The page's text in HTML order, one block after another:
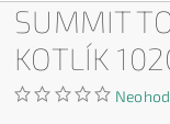
SUMMIT
KOTLÍK